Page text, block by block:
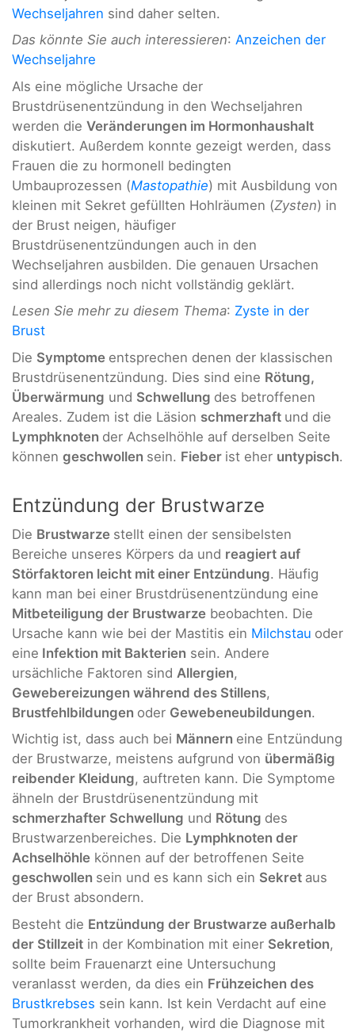
Wechseljahren sind daher selten.
Das könnte Sie auch interessieren: Anzeichen der
Wechseljahre
Als eine mögliche Ursache der
Brustdrüsenentzündung in den Wechseljahren
werden die Veränderungen im Hormonhaushalt
diskutiert. Außerdem konnte gezeigt werden, dass
Frauen die zu hormonell bedingten
Umbauprozessen (Mastopathie) mit Ausbildung von
kleinen mit Sekret gefüllten Hohlräumen (Zysten) in
der Brust neigen, häufiger
Brustdrüsenentzündungen auch in den
Wechseljahren ausbilden. Die genauen Ursachen
sind allerdings noch nicht vollständig geklärt.
Lesen Sie mehr zu diesem Thema: Zyste in der
Brust
Die Symptome entsprechen denen der klassischen
Brustdrüsenentzündung. Dies sind eine Rötung,
Überwärmung und Schwellung des betroffenen
Areales. Zudem ist die Läsion schmerzhaft und die
Lymphknoten der Achselhöhle auf derselben Seite
können geschwollen sein. Fieber ist eher untypisch.
Entzündung der Brustwarze
Die Brustwarze stellt einen der sensibelsten
Bereiche unseres Körpers da und reagiert auf
Störfaktoren leicht mit einer Entzündung. Häufig
kann man bei einer Brustdrüsenentzündung eine
Mitbeteiligung der Brustwarze beobachten. Die
Ursache kann wie bei der Mastitis ein Milchstau oder
eine Infektion mit Bakterien sein. Andere
ursächliche Faktoren sind Allergien,
Gewebereizungen während des Stillens,
Brustfehlbildungen oder Gewebeneubildungen.
Wichtig ist, dass auch bei Männern eine Entzündung
der Brustwarze, meistens aufgrund von übermäßig
reibender Kleidung, auftreten kann. Die Symptome
ähneln der Brustdrüsenentzündung mit
schmerzhafter Schwellung und Rötung des
Brustwarzenbereiches. Die Lymphknoten der
Achselhöhle können auf der betroffenen Seite
geschwollen sein und es kann sich ein Sekret aus
der Brust absondern.
Besteht die Entzündung der Brustwarze außerhalb
der Stillzeit in der Kombination mit einer Sekretion,
sollte beim Frauenarzt eine Untersuchung
veranlasst werden, da dies ein Frühzeichen des
Brustkrebses sein kann. Ist kein Verdacht auf eine
Tumorkrankheit vorhanden, wird die Diagnose mit